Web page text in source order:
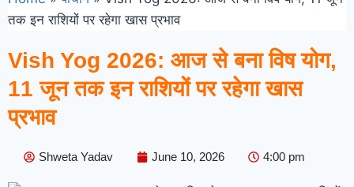
तक इन राशियों पर रहेगा खास प्रभाव
Vish Yog 2026: आज से बना विष योग,
11 जून तक इन राशियों पर रहेगा खास
प्रभाव
Shweta Yadav June 10, 2026 4:00 pm